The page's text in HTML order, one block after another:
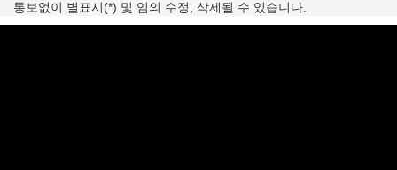
통보없이 별표시(*) 및 임의 수정, 삭제될 수 있습니다.